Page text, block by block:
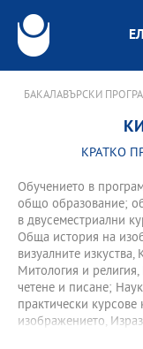
БАКАЛАВЪРСКИ
КРАТКО
Обучението в
общо образование;
в двусеместриални
Обща история на
визуалните
Митология и религия,
четене и писане;
практически
изображението,
телевизията,